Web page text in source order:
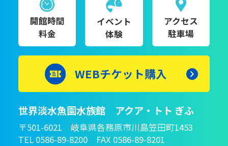
開館時間
料金
イベント
体験
アクセス
駐車場
WEBチケット購入
世界淡水魚園水族館 アクア・トト ぎふ
〒501-6021 岐阜県各務原市川島笠田町1453
TEL 0586-89-8200 FAX 0586-89-8201